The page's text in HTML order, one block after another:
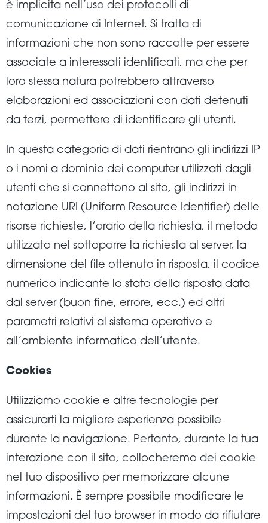
è implicita nell’uso dei protocolli di
comunicazione di Internet. Si tratta di
informazioni che non sono raccolte per essere
associate a interessati identificati, ma che per
loro stessa natura potrebbero attraverso
elaborazioni ed associazioni con dati detenuti
da terzi, permettere di identificare gli utenti.
In questa categoria di dati rientrano gli indirizzi IP
o i nomi a dominio dei computer utilizzati dagli
utenti che si connettono al sito, gli indirizzi in
notazione URI (Uniform Resource Identifier) delle
risorse richieste, l’orario della richiesta, il metodo
utilizzato nel sottoporre la richiesta al server, la
dimensione del file ottenuto in risposta, il codice
numerico indicante lo stato della risposta data
dal server (buon fine, errore, ecc.) ed altri
parametri relativi al sistema operativo e
all’ambiente informatico dell’utente.
Cookies
Utilizziamo cookie e altre tecnologie per
assicurarti la migliore esperienza possibile
durante la navigazione. Pertanto, durante la tua
interazione con il sito, collocheremo dei cookie
nel tuo dispositivo per memorizzare alcune
informazioni. È sempre possibile modificare le
impostazioni del tuo browser in modo da rifiutare